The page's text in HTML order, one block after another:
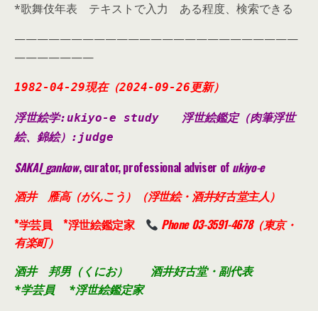
*歌舞伎年表 テキストで入力 ある程度、検索できる
—————————————————————————
———————
1982-04-29現在（2024-09-26更新）
浮世絵学:ukiyo-e study 浮世絵鑑定（肉筆浮世
絵、錦絵） :judge
SAKAI_gankow, curator, professional adviser of ukiyo-e
酒井 雁高（がんこう）（浮世絵・酒井好古堂主人）
*学芸員 *浮世絵鑑定家
Phone 03-3591-4678（東京・
有楽町）
酒井 邦男（くにお） 酒井好古堂・副代表
*学芸員 *浮世絵鑑定家